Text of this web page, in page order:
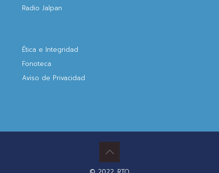
Radio Jalpan
Ética e Integridad
Fonoteca
Aviso de Privacidad